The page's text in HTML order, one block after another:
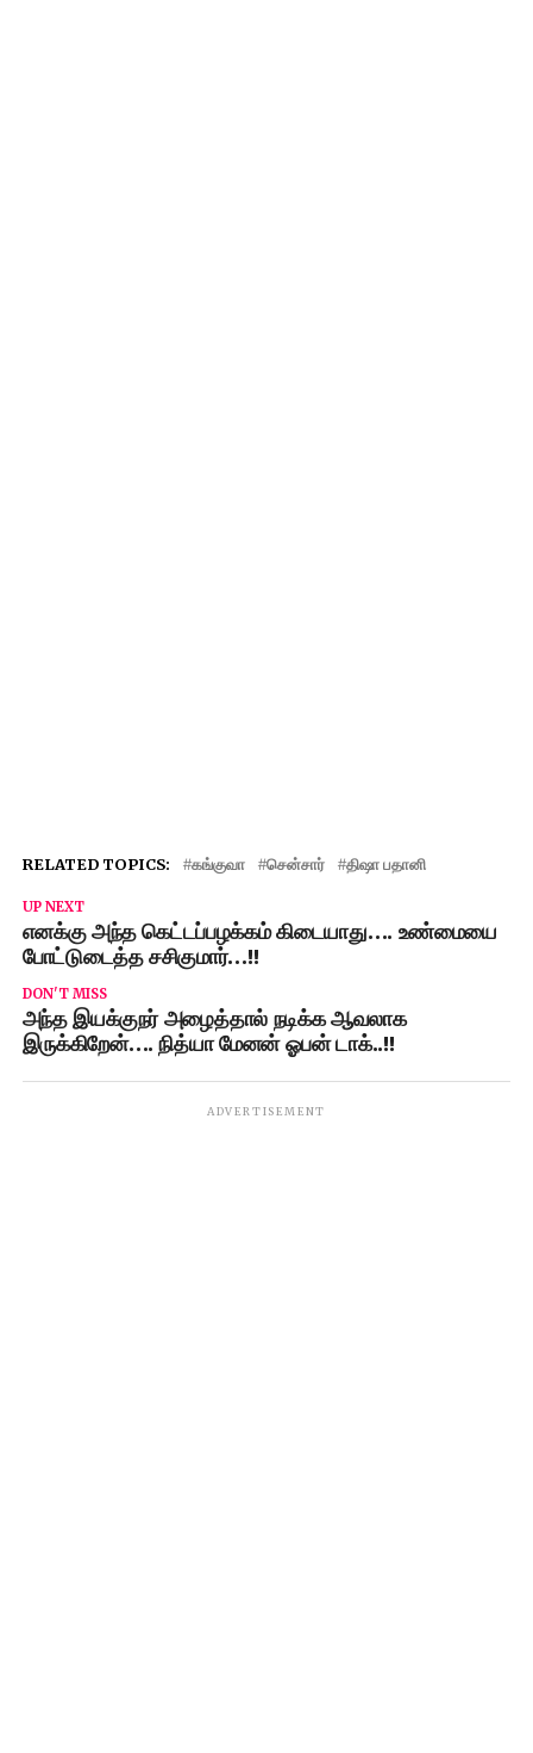
RELATED TOPICS: கங்குவா சென்சார் திஷா பதானி
UP NEXT
எனக்கு அந்த கெட்டப்பழக்கம் கிடையாது…. உண்மையை
போட்டுடைத்த சசிகுமார்…!!
DON'T MISS
அந்த இயக்குநர் அழைத்தால் நடிக்க ஆவலாக
இருக்கிறேன்…. நித்யா மேனன் ஓபன் டாக்..!!
ADVERTISEMENT